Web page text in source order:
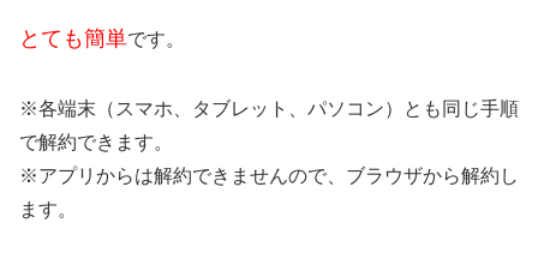
とても簡単です。
※各端末（スマホ、タブレット、パソコン）とも同じ手順
で解約できます。
※アプリからは解約できませんので、ブラウザから解約し
ます。